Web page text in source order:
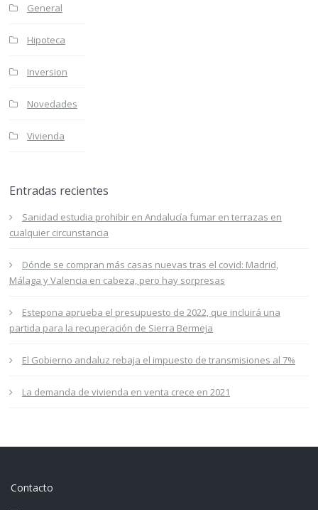
General
Hipoteca
Inversion
Novedades
Vivienda
Entradas recientes
Sanidad estudia prohibir en Andalucía fumar en terrazas en
cualquier circunstancia
Dónde se compran más casas nuevas tras el covid: Madrid,
Málaga y Valencia en cabeza, pero hay sorpresas
Estepona aprueba el presupuesto de 2022, que incluirá una
partida para la recuperación de Sierra Bermeja
El Gobierno andaluz rebaja el impuesto de transmisiones al 7%
La demanda de vivienda en venta crece en 2021
Contacto